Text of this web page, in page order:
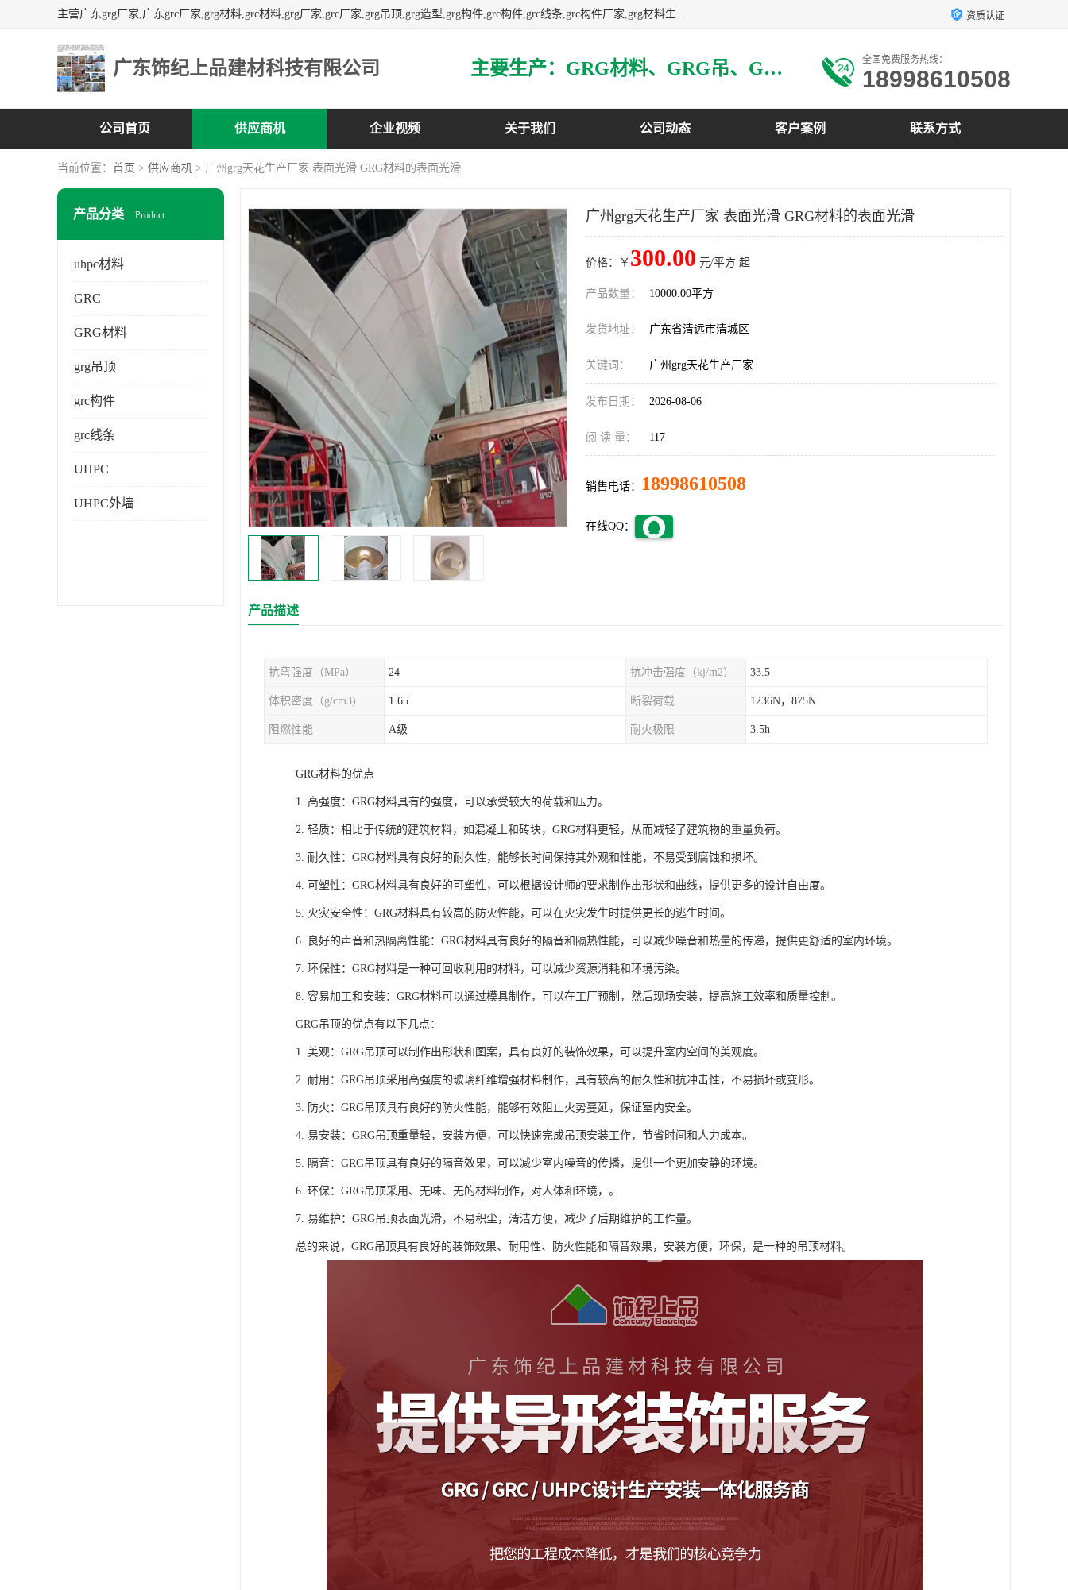
主营广东grg厂家,广东grc厂家,grg材料,grc材料,grg厂家,grc厂家,grg吊顶,grg造型,grg构件,grc构件,grc线条,grc构件厂家,grg材料生产厂家,grg材料定制,uhpc,uhpc厂家,uhpc外墙挂板,uhpc镂空幕墙板,3万平方厂房,如果您对我公司的产品服务感兴趣,请联系我们. 资质认证
广东饰纪上品建材科技有限公司 主要生产：GRG材料、GRG吊、GRG构件、GRG线条、GRG艺术造型、GRG吊材料等 全国免费服务热线：
18998610508
公司首页 供应商机 企业视频 关于我们 公司动态 客户案例 联系方式
当前位置： 首页 > 供应商机 > 广州grg天花生产厂家 表面光滑 GRG材料的表面光滑
产品分类 Product
uhpc材料
GRC
GRG材料
grg吊顶
grc构件
grc线条
UHPC
UHPC外墙
广州grg天花生产厂家 表面光滑 GRG材料的表面光滑
价格：￥ 300.00 元/平方 起
产品数量： 10000.00平方
发货地址： 广东省清远市清城区
关键词： 广州grg天花生产厂家
发布日期： 2026-08-06
阅 读 量： 117
销售电话： 18998610508
在线QQ：
产品描述
抗弯强度（MPa） 24 抗冲击强度（kj/m2） 33.5
体积密度（g/cm3) 1.65 断裂荷载 1236N，875N
阻燃性能 A级 耐火极限 3.5h
GRG材料的优点
1. 高强度：GRG材料具有的强度，可以承受较大的荷载和压力。
2. 轻质：相比于传统的建筑材料，如混凝土和砖块，GRG材料更轻，从而减轻了建筑物的重量负荷。
3. 耐久性：GRG材料具有良好的耐久性，能够长时间保持其外观和性能，不易受到腐蚀和损坏。
4. 可塑性：GRG材料具有良好的可塑性，可以根据设计师的要求制作出形状和曲线，提供更多的设计自由度。
5. 火灾安全性：GRG材料具有较高的防火性能，可以在火灾发生时提供更长的逃生时间。
6. 良好的声音和热隔离性能：GRG材料具有良好的隔音和隔热性能，可以减少噪音和热量的传递，提供更舒适的室内环境。
7. 环保性：GRG材料是一种可回收利用的材料，可以减少资源消耗和环境污染。
8. 容易加工和安装：GRG材料可以通过模具制作，可以在工厂预制，然后现场安装，提高施工效率和质量控制。
GRG吊顶的优点有以下几点：
1. 美观：GRG吊顶可以制作出形状和图案，具有良好的装饰效果，可以提升室内空间的美观度。
2. 耐用：GRG吊顶采用高强度的玻璃纤维增强材料制作，具有较高的耐久性和抗冲击性，不易损坏或变形。
3. 防火：GRG吊顶具有良好的防火性能，能够有效阻止火势蔓延，保证室内安全。
4. 易安装：GRG吊顶重量轻，安装方便，可以快速完成吊顶安装工作，节省时间和人力成本。
5. 隔音：GRG吊顶具有良好的隔音效果，可以减少室内噪音的传播，提供一个更加安静的环境。
6. 环保：GRG吊顶采用、无味、无的材料制作，对人体和环境，。
7. 易维护：GRG吊顶表面光滑，不易积尘，清洁方便，减少了后期维护的工作量。
总的来说，GRG吊顶具有良好的装饰效果、耐用性、防火性能和隔音效果，安装方便，环保，是一种的吊顶材料。